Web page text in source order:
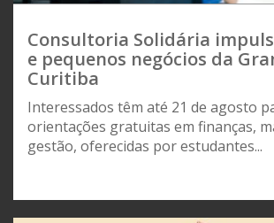
Consultoria Solidária
e pequenos negócios da
Curitiba
Interessados têm até 21 de agosto
orientações gratuitas em finanças,
gestão, oferecidas por estudantes...